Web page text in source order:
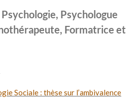
Psychologue
Formatrice et
Sociale : thèse sur l’ambivalence